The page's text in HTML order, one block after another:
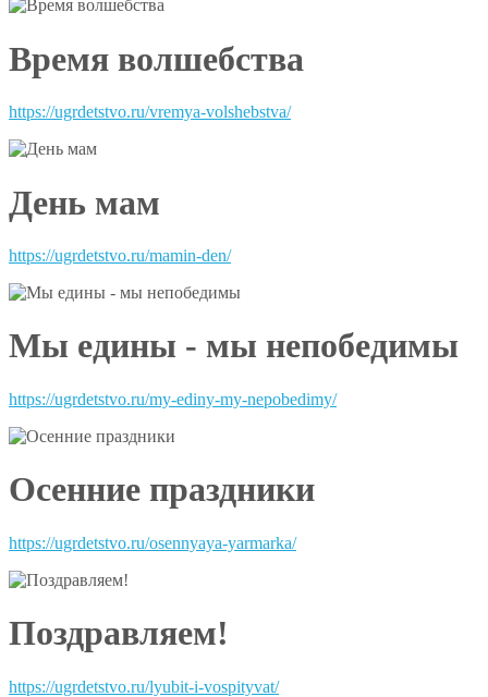
Время волшебства
https://ugrdetstvo.ru/vremya-volshebstva/
День мам
https://ugrdetstvo.ru/mamin-den/
Мы едины - мы непобедимы
https://ugrdetstvo.ru/my-ediny-my-nepobedimy/
Осенние праздники
https://ugrdetstvo.ru/osennyaya-yarmarka/
Поздравляем!
https://ugrdetstvo.ru/lyubit-i-vospityvat/